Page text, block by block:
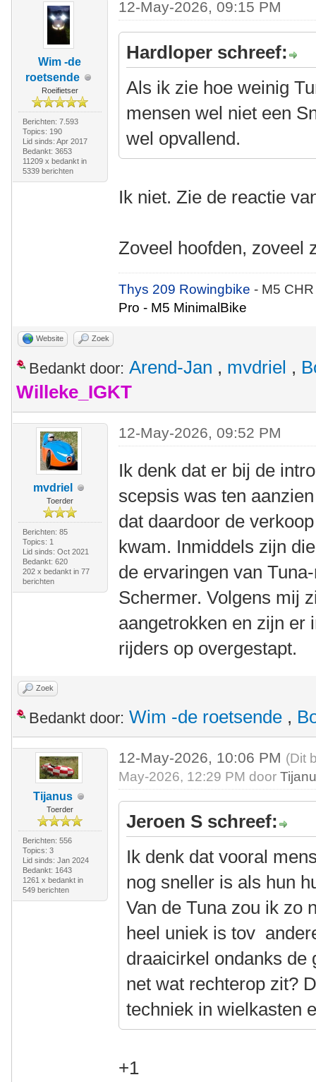
Wim -de
roetsende
Roeifietser
Berichten: 7.593
Topics: 190
Lid sinds: Apr 2017
Bedankt: 3653
11209 x bedankt in
5339 berichten
12-May-2026, 09:15 PM
Hardloper schreef:
Als ik zie hoe weinig
mensen wel niet een
wel opvallend.
Ik niet. Zie de reactie
Zoveel hoofden, zoveel
Thys 209 Rowingbike- M5
Pro - M5 MinimalBike
Website Zoek
Bedankt door: Arend-Jan , mvdriel ,
Willeke_IGKT
mvdriel
Toerder
Berichten: 85
Topics: 1
Lid sinds: Oct 2021
Bedankt: 620
202 x bedankt in 77
berichten
12-May-2026, 09:52 PM
Ik denk dat er bij de
scepsis was ten
dat daardoor de
kwam. Inmiddels zijn
de ervaringen van
Schermer. Volgens mij
aangetrokken en zijn er
rijders op overgestapt.
Zoek
Bedankt door: Wim -de roetsende ,
Tijanus
Toerder
Berichten: 556
Topics: 3
Lid sinds: Jan 2024
Bedankt: 1643
1261 x bedankt in
549 berichten
12-May-2026, 10:06 PM (Dit
May-2026, 12:29 PM door
Jeroen S schreef:
Ik denk dat vooral
nog sneller is als hun
Van de Tuna zou ik zo
heel uniek is tov
draaicirkel ondanks de
net wat rechterop zit?
techniek in wielkasten
+1